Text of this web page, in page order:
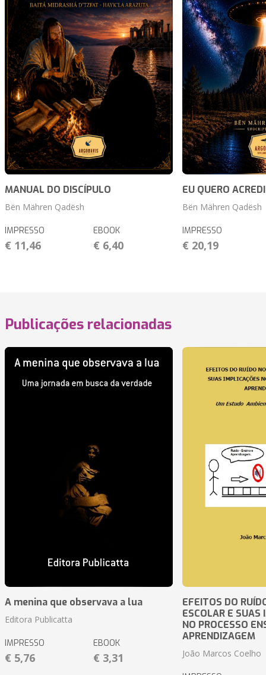
MANUAL DO DISCÍPULO
Bën Mähren Qadësh
IMPRESSO
€ 11,46
EBOOK
€ 6,40
EU QUERO
Bën Mähren Qadësh
IMPRESSO
€ 20,19
Publicações relacionadas
A menina que observava a lua
Editora Publicatta
IMPRESSO
€ 5,76
EBOOK
€ 3,31
EFEITOS DO
ESCOLAR E SUAS
NO PROCESSO
APRENDIZAGEM
João Marcos Coelho